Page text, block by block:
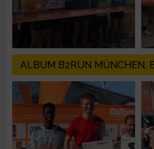
ALBUM B2RUN MÜNCHEN,
Performance
Funktional
Werbung